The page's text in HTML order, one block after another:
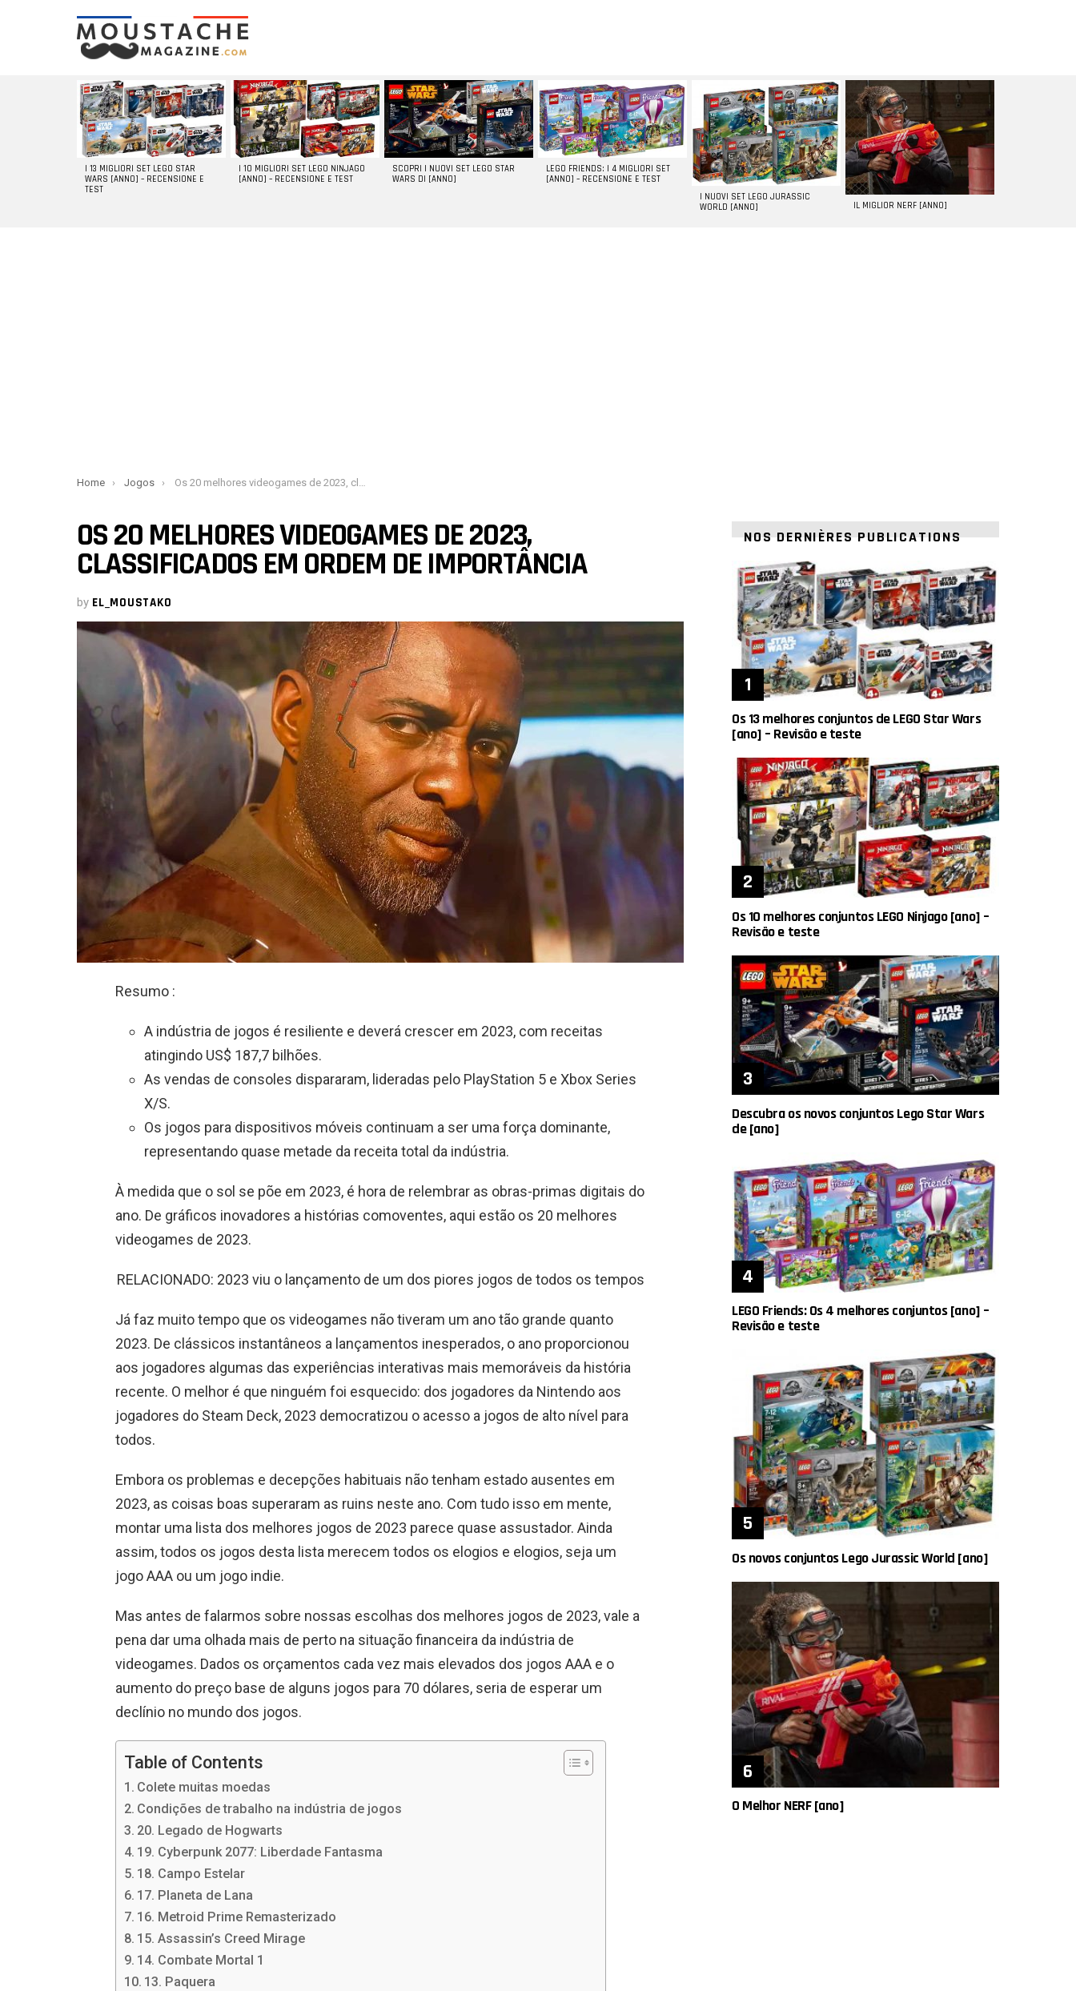
LATEST
STORIES
I 13 MIGLIORI SET LEGO STAR
WARS [ANNO] – RECENSIONE E
TEST
I 10 MIGLIORI SET LEGO NINJAGO
[ANNO] – RECENSIONE E TEST
SCOPRI I NUOVI SET LEGO STAR
WARS DI [ANNO]
LEGO FRIENDS: I 4 MIGLIORI SET
[ANNO] – RECENSIONE E TEST
I NUOVI SET LEGO JURASSIC
WORLD [ANNO]
IL MIGLIOR NERF [ANNO]
You are here:
Home Jogos Os 20 melhores videogames de 2023, classificados em ordem de importância
OS 20 MELHORES VIDEOGAMES DE 2023,
CLASSIFICADOS EM ORDEM DE IMPORTÂNCIA
by EL_MOUSTAKO
Resumo :
A indústria de jogos é resiliente e deverá crescer em 2023, com receitas
atingindo US$ 187,7 bilhões.
As vendas de consoles dispararam, lideradas pelo PlayStation 5 e Xbox Series
X/S.
Os jogos para dispositivos móveis continuam a ser uma força dominante,
representando quase metade da receita total da indústria.
À medida que o sol se põe em 2023, é hora de relembrar as obras-primas digitais do
ano. De gráficos inovadores a histórias comoventes, aqui estão os 20 melhores
videogames de 2023.
RELACIONADO: 2023 viu o lançamento de um dos piores jogos de todos os tempos
Já faz muito tempo que os videogames não tiveram um ano tão grande quanto
2023. De clássicos instantâneos a lançamentos inesperados, o ano proporcionou
aos jogadores algumas das experiências interativas mais memoráveis ​​da história
recente. O melhor é que ninguém foi esquecido: dos jogadores da Nintendo aos
jogadores do Steam Deck, 2023 democratizou o acesso a jogos de alto nível para
todos.
Embora os problemas e decepções habituais não tenham estado ausentes em
2023, as coisas boas superaram as ruins neste ano. Com tudo isso em mente,
montar uma lista dos melhores jogos de 2023 parece quase assustador. Ainda
assim, todos os jogos desta lista merecem todos os elogios e elogios, seja um
jogo AAA ou um jogo indie.
Mas antes de falarmos sobre nossas escolhas dos melhores jogos de 2023, vale a
pena dar uma olhada mais de perto na situação financeira da indústria de
videogames. Dados os orçamentos cada vez mais elevados dos jogos AAA e o
aumento do preço base de alguns jogos para 70 dólares, seria de esperar um
declínio no mundo dos jogos.
Table of Contents
Colete muitas moedas
Condições de trabalho na indústria de jogos
20. Legado de Hogwarts
19. Cyberpunk 2077: Liberdade Fantasma
18. Campo Estelar
17. Planeta de Lana
16. Metroid Prime Remasterizado
15. Assassin’s Creed Mirage
14. Combate Mortal 1
13. Paquera
NOS DERNIÈRES PUBLICATIONS
Os 13 melhores conjuntos de LEGO Star Wars
[ano] – Revisão e teste
Os 10 melhores conjuntos LEGO Ninjago [ano] –
Revisão e teste
Descubra os novos conjuntos Lego Star Wars
de [ano]
LEGO Friends: Os 4 melhores conjuntos [ano] –
Revisão e teste
Os novos conjuntos Lego Jurassic World [ano]
O Melhor NERF [ano]